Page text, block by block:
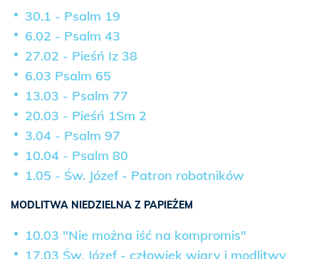
30.1 - Psalm 19
6.02 - Psalm 43
27.02 - Pieśń Iz 38
6.03 Psalm 65
13.03 - Psalm 77
20.03 - Pieśń 1Sm 2
3.04 - Psalm 97
10.04 - Psalm 80
1.05 - Św. Józef - Patron robotników
MODLITWA NIEDZIELNA Z PAPIEŻEM
10.03 "Nie można iść na kompromis"
17.03 Św. Józef - człowiek wiary i modlitwy